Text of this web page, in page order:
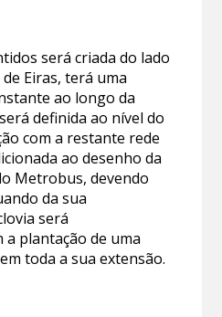
será criada do lado
Eiras, terá uma
ao longo da
definida ao nível do
com a restante rede
ao desenho da
Metrobus, devendo
da sua
será
a plantação de uma
toda a sua extensão.